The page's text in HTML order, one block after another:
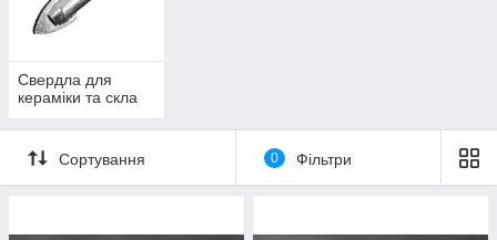
Свердла для
кераміки та скла
Сортування 0 Фільтри